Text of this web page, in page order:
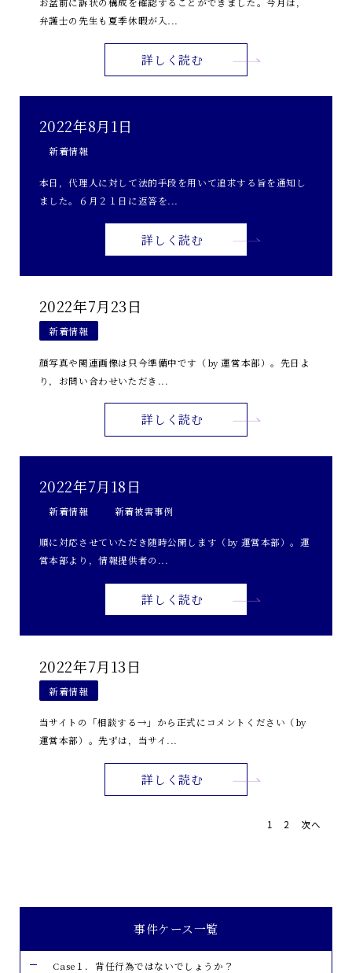
弁護士の先生も夏季休暇が入...
詳しく読む
2022年8月1日
新着情報
本日，代理人に対して法的手段を用いて追求する旨を通知し
ました。６月２１日に返答を...
詳しく読む
2022年7月23日
新着情報
顔写真や関連画像は只今準備中です（by 運営本部）。先日よ
り，お問い合わせいただき...
詳しく読む
2022年7月18日
新着情報 新着被害事例
順に対応させていただき随時公開します（by 運営本部）。運
営本部より，情報提供者の...
詳しく読む
2022年7月13日
新着情報
当サイトの「相談する→」から正式にコメントください（by
運営本部）。先ずは，当サイ...
詳しく読む
1 2 次へ
事件ケース一覧
Case１．背任行為ではないでしょうか？